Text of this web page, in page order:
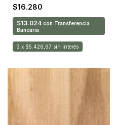
$16.280
$13.024 con Transferencia
Bancaria
3 x $5.426,67 sin interés